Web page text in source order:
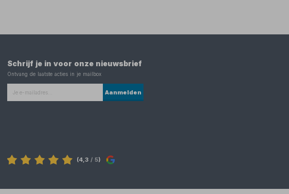
Schrijf je in voor onze nieuwsbrief
Ontvang de laatste acties in je mailbox
Aanmelden
(4,3 / 5)